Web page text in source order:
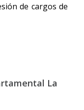
de cargos de
La